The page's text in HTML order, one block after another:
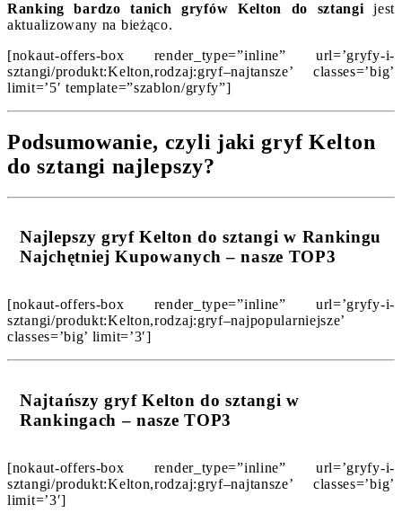
Ranking bardzo tanich gryfów Kelton do sztangi jest
aktualizowany na bieżąco.
[nokaut-offers-box render_type=”inline” url=’gryfy-i-
sztangi/produkt:Kelton,rodzaj:gryf–najtansze’ classes=’big’
limit=’5′ template=”szablon/gryfy”]
Podsumowanie, czyli jaki gryf Kelton
do sztangi najlepszy?
Najlepszy gryf Kelton do sztangi w Rankingu
Najchętniej Kupowanych – nasze TOP3
[nokaut-offers-box render_type=”inline” url=’gryfy-i-
sztangi/produkt:Kelton,rodzaj:gryf–najpopularniejsze’
classes=’big’ limit=’3′]
Najtańszy gryf Kelton do sztangi w
Rankingach – nasze TOP3
[nokaut-offers-box render_type=”inline” url=’gryfy-i-
sztangi/produkt:Kelton,rodzaj:gryf–najtansze’ classes=’big’
limit=’3′]